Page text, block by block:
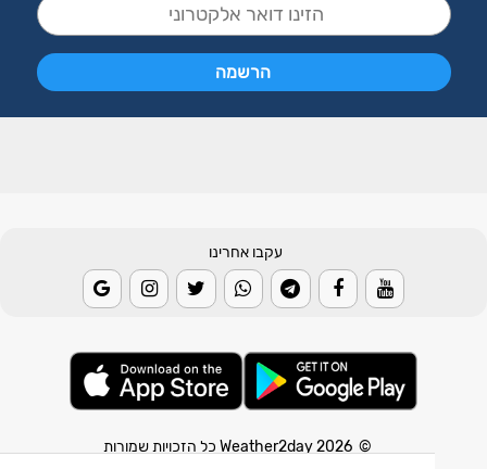
עקבו אחרינו
© 2026 Weather2day כל הזכויות שמורות